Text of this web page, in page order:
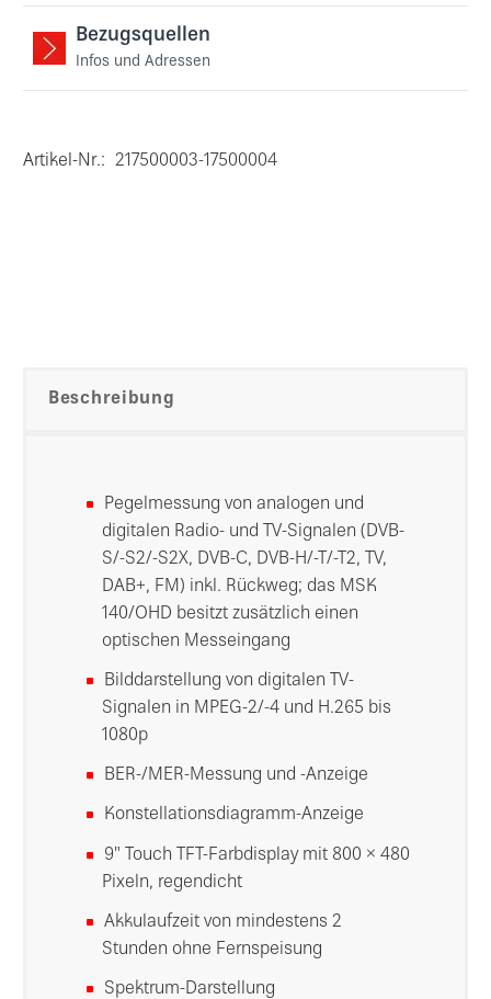
Bezugsquellen
Infos und Adressen
Artikel-Nr.: 217500003-17500004
Beschreibung
Pegelmessung von analogen und
digitalen Radio- und TV-Signalen (DVB-
S/-S2/-S2X, DVB-C, DVB-H/-T/-T2, TV,
DAB+, FM) inkl. Rückweg; das MSK
140/OHD besitzt zusätzlich einen
optischen Messeingang
Bilddarstellung von digitalen TV-
Signalen in MPEG-2/-4 und H.265 bis
1080p
BER-/MER-Messung und -Anzeige
Konstellationsdiagramm-Anzeige
9″ Touch TFT-Farbdisplay mit 800 × 480
Pixeln, regendicht
Akkulaufzeit von mindestens 2
Stunden ohne Fernspeisung
Spektrum-Darstellung